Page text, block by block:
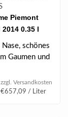
Piemont
0.35 l
Nase, schönes
Gaumen und
mit
Ch..Versandkosten
€657,09 / Liter